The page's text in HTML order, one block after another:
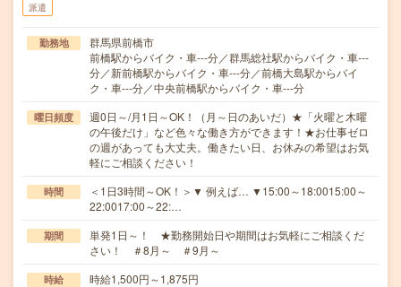
派遣
勤務地
群馬県前橋市
前橋駅からバイク・車---分／群馬総社駅からバイク・車---
分／新前橋駅からバイク・車---分／前橋大島駅からバイ
ク・車---分／中央前橋駅からバイク・車---分
曜日頻度
週0日～/月1日～OK！（月～日のあいだ）★「火曜と木曜
の午後だけ」など色々な働き方ができます！★お仕事ゼロ
の週があっても大丈夫。働きたい日、お休みの希望はお気
軽にご相談ください！
時間
＜1日3時間～OK！＞▼ 例えば… ▼15:00～18:0015:00～
22:0017:00～22:…
期間
単発1日～！ ★勤務開始日や期間はお気軽にご相談くだ
さい！ ＃8月～ ＃9月～
時給 時給1,500円～1,875円